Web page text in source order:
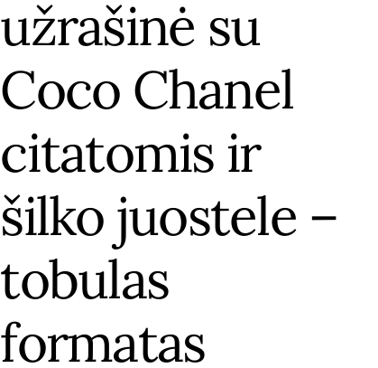
užrašinė su
Coco Chanel
citatomis ir
šilko juostele –
tobulas
formatas